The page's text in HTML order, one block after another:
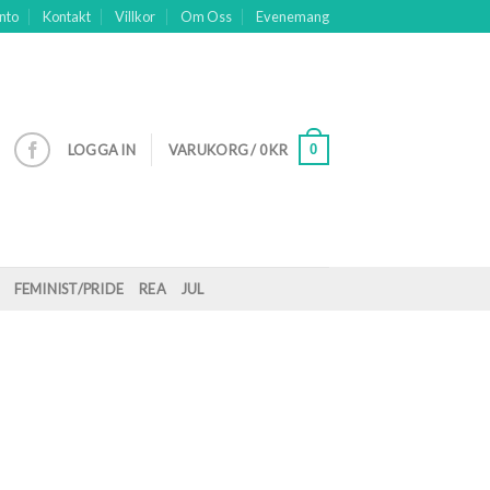
Kontakt Villkor Om Oss Evenemang
LOGGA IN VARUKORG /0KR 0
FEMINIST/PRIDE REA JUL